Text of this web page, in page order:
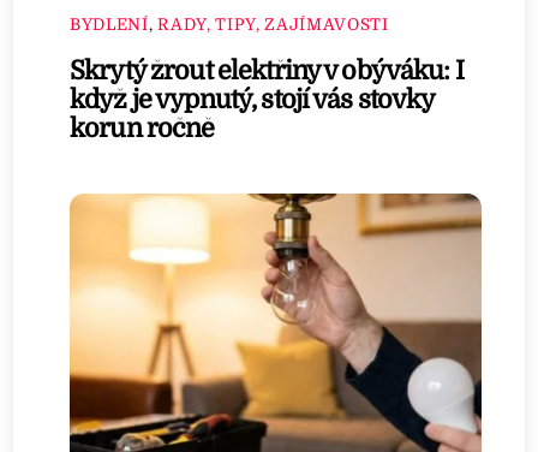
BYDLENÍ,RADY, TIPY, ZAJÍMAVOSTI
Skrytý žrout elektřiny v obýváku: I
když je vypnutý, stojí vás stovky
korun ročně